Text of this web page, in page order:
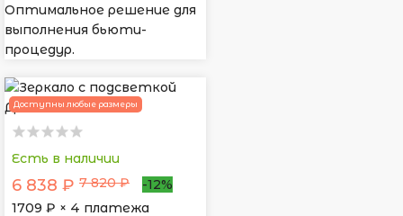
Оптимальное решение для
выполнения бьюти-
процедур.
Доступны любые размеры
Есть в наличии
6 838 ₽ 7 820 ₽
-12%
1709 ₽ × 4 платежа